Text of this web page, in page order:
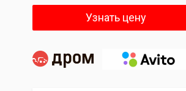
Узнать цену